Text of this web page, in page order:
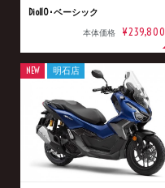
Dio110･ベーシック
本体価格 ¥239,800
NEW 明石店